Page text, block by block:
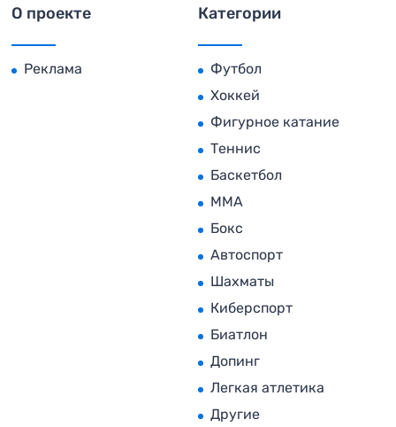
О проекте
Реклама
Категории
Футбол
Хоккей
Фигурное катание
Теннис
Баскетбол
MMA
Бокс
Автоспорт
Шахматы
Киберспорт
Биатлон
Допинг
Легкая атлетика
Другие